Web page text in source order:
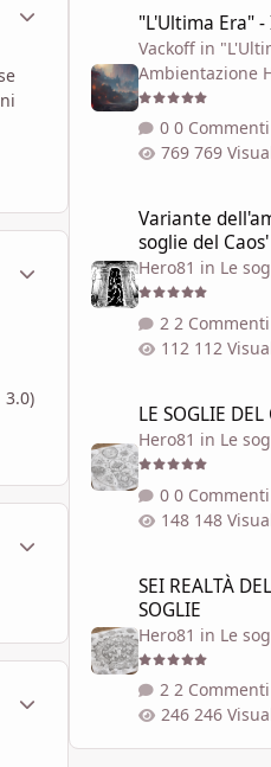
Statistiche Autore
Statistiche Autore
"L'Ultima Era"
Vackoffin
Ambientazione
0 Commenti
769
Variante
soglie del
Hero81 in Le
2 Commenti
112
LE SOGLIE DEL
Hero81 in Le
0 Commenti
148
SEI REALTÀ
SOGLIE
Hero81 in Le
2 Commenti
246